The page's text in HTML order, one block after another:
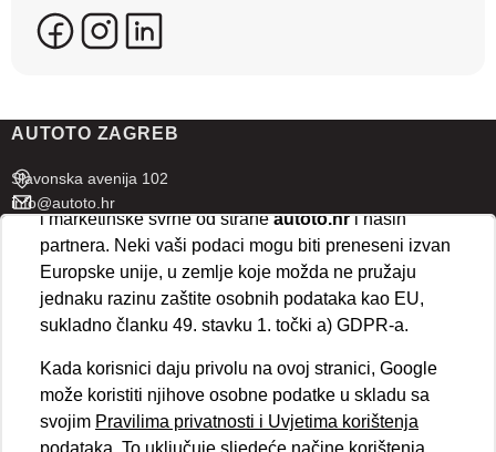
AUTOTO ZAGREB
Slavonska avenija 102
info@autoto.hr
Pon - Pet 07:30-18:00
Sub 08:00-13:00
AUTOTO SPLIT
info@autoto.hr
Pon - Pet 08:00-17:00
Sub 08:00-13:00
više uređaja i web lokacija. Naši partneri također
koriste ove tehnologije.
ispravno funkcioniranje stranice. Odabirom
kolačića na vaš uređaj i njihovu obradu za analitičke
i marketinške svrhe od straneautoto.hri naših
partnera. Neki vaši podaci mogu biti preneseni izvan
Europske unije, u zemlje koje možda ne pružaju
jednaku razinu zaštite osobnih podataka kao EU,
sukladno članku 49. stavku 1. točki a) GDPR-a.
Kada korisnici daju privolu na ovoj stranici, Google
može koristiti njihove osobne podatke u skladu sa
svojim Pravilima privatnosti i Uvjetima korištenja
podataka . To uključuje sljedeće načine korištenja